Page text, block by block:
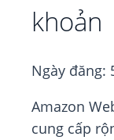
khoản
Ngày đăng:
Amazon
cung cấp